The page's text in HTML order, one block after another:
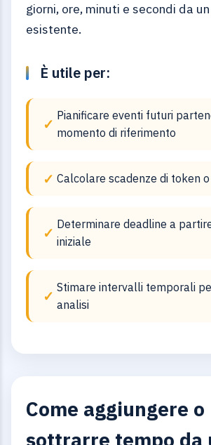
giorni, ore, minuti e secondi da
esistente.
È utile per:
Pianificare eventi futuri
momento di riferimento
Calcolare scadenze di token
Determinare deadline a
iniziale
Stimare intervalli temporali
analisi
Come aggiungere o
sottrarre tempo da